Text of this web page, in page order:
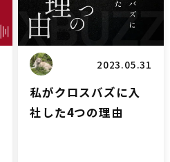
2023.05.31
私がクロスバズに入
社した4つの理由